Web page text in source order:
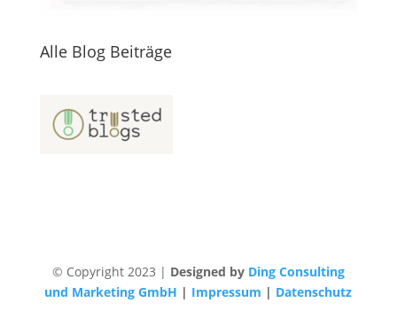
Alle Blog Beiträge
© Copyright 2023 | Designed by Ding Consulting
und Marketing GmbH | Impressum | Datenschutz